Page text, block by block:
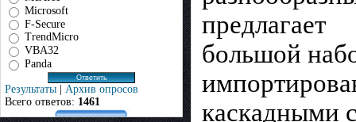
Microsoft
F-Secure
TrendMicro
VBA32
Panda
Результаты | Архив опросов
Всего ответов: 1461
предлагает
большой
каскадными